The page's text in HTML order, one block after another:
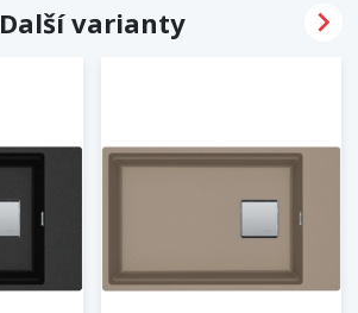
Další varianty 